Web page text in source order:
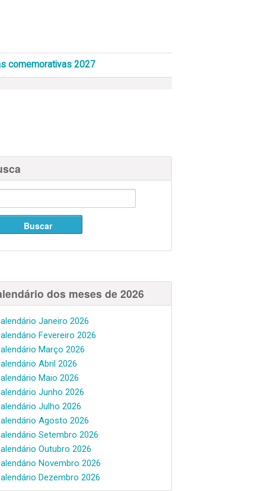
comemorativas 2027
dos meses de 2026
Janeiro 2026
Fevereiro 2026
Março 2026
Abril 2026
Maio 2026
Junho 2026
Julho 2026
Agosto 2026
Setembro 2026
Outubro 2026
Novembro 2026
Dezembro 2026